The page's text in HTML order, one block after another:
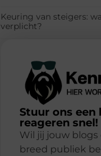
Keuring van steigers:
verplicht?
Stuur ons een
reageren snel!
Wil jij jouw blogs
breed publiek